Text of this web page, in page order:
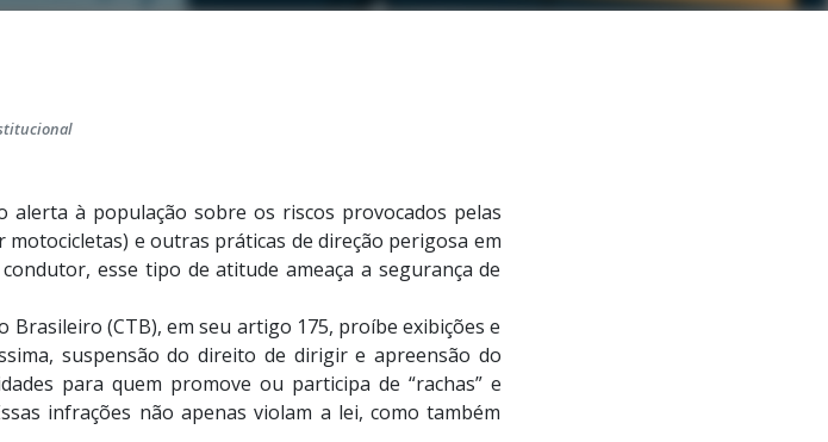
alerta à população sobre os riscos provocados pelas
motocicletas) e outras práticas de direção perigosa em
esse tipo de atitude ameaça a segurança de
(CTB), em seu artigo 175, proíbe exibições e
suspensão do direito de dirigir e apreensão do
para quem promove ou participa de “rachas” e
infrações não apenas violam a lei, como também